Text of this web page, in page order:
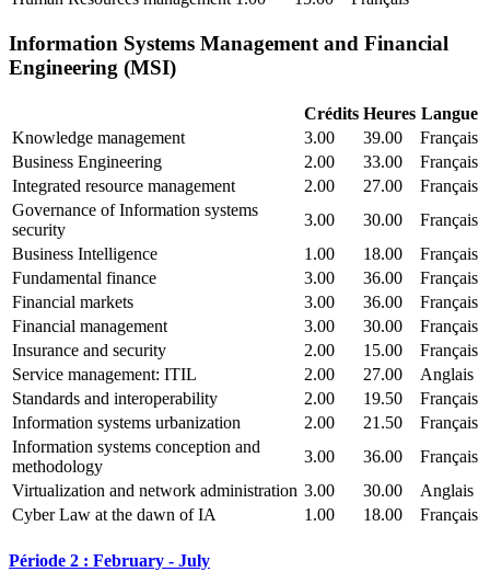
Information Systems Management and Financial
Engineering (MSI)
Crédits Heures Langue
Knowledge management
3.00 39.00
Français
Business Engineering
2.00 33.00
Français
Integrated resource management
2.00 27.00
Français
Governance of Information systems
security
3.00 30.00
Français
Business Intelligence
1.00 18.00
Français
Fundamental finance
3.00 36.00
Français
Financial markets
3.00 36.00
Français
Financial management
3.00 30.00
Français
Insurance and security
2.00 15.00
Français
Service management: ITIL
2.00 27.00
Anglais
Standards and interoperability
2.00 19.50
Français
Information systems urbanization
2.00 21.50
Français
Information systems conception and
methodology
3.00 36.00
Français
Virtualization and network administration 3.00 30.00
Anglais
Cyber Law at the dawn of IA
1.00 18.00 Français
Période 2 : February - July